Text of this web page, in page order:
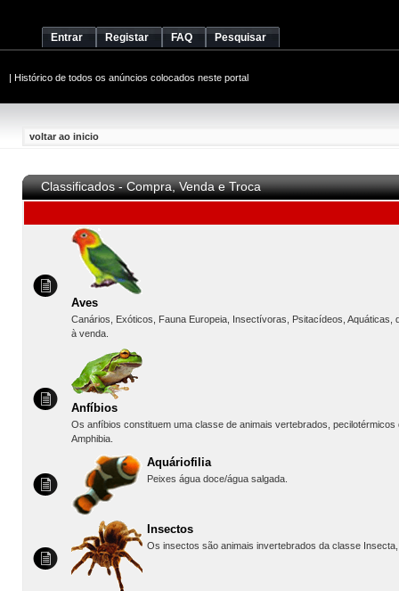
Entrar Registar FAQ Pesquisar
| Histórico de todos os anúncios colocados neste portal
voltar ao inicio
Classificados - Compra, Venda e Troca
Aves
Canários, Exóticos, Fauna Europeia, Insectívoras, Psitacídeos,
à venda.
Anfíbios
Os anfíbios constituem uma classe de animais vertebrados,
Amphibia.
Aquáriofilia
Peixes água doce/água salgada.
Insectos
Os insectos são animais invertebrados da classe